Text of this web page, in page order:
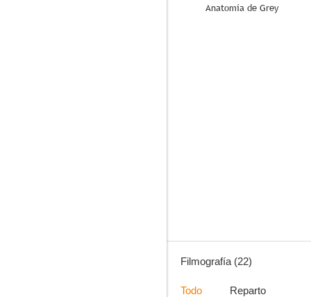
Anatomía de Grey
Filmografía (22)
Todo Reparto